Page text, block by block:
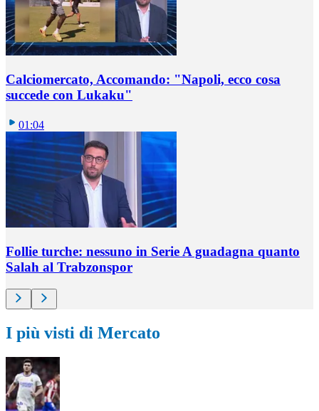
Calciomercato, Accomando: "Napoli, ecco cosa
succede con Lukaku"
01:04
Follie turche: nessuno in Serie A guadagna quanto
Salah al Trabzonspor
I più visti di Mercato